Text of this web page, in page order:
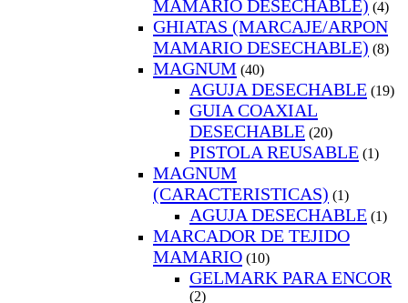
MAMARIO DESECHABLE) (4)
GHIATAS (MARCAJE/ARPON
MAMARIO DESECHABLE) (8)
MAGNUM (40)
AGUJA DESECHABLE (19)
GUIA COAXIAL
DESECHABLE (20)
PISTOLA REUSABLE (1)
MAGNUM
(CARACTERISTICAS) (1)
AGUJA DESECHABLE (1)
MARCADOR DE TEJIDO
MAMARIO (10)
GELMARK PARA ENCOR
(2)